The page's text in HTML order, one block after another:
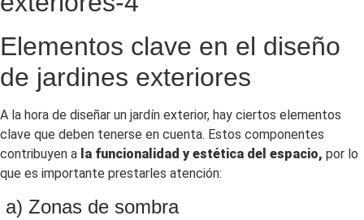
Elementos clave en el diseño
de jardines exteriores
A la hora de diseñar un jardín exterior, hay ciertos elementos
clave que deben tenerse en cuenta. Estos componentes
contribuyen a la funcionalidad y estética del espacio, por lo
que es importante prestarles atención:
a) Zonas de sombra